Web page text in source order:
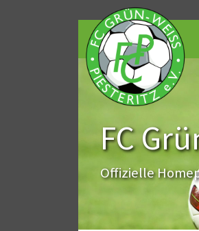
FC
Offizielle